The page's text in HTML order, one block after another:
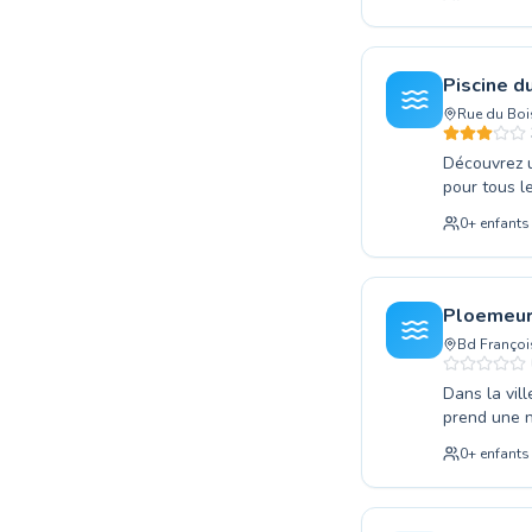
qualifiés
déjà les
technique
sécurisé,
parmi nous.
Piscine
Rue du
Découvrez
pour tous
débutant
du Bois-
vers une
des nages
moment
0+ enfants
Bd
Dans la
prend une
offrir à
surmonter
répondre à
0+ enfants